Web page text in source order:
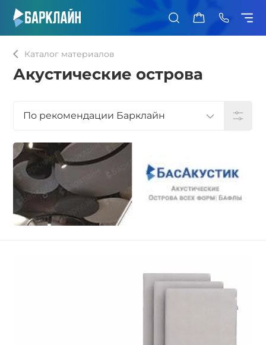
Каталог материалов
Акустические острова
По рекомендации Барклайн